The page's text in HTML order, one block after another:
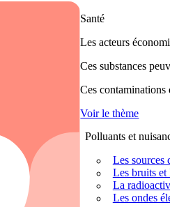
Santé
Les acteurs
Ces substances
Ces contaminations
Voir le thème
Polluants et
Les sources
Les bruits et
La
Les ondes